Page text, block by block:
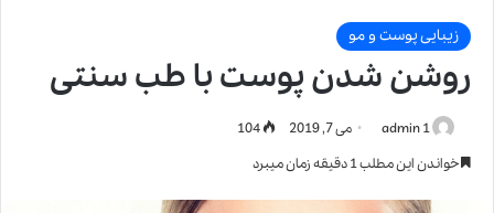
زیبایی پوست و مو
روشن شدن پوست با طب سنتی
admin 1 می 7, 2019
خواندن این مطلب 1 دقیقه زمان میبرد